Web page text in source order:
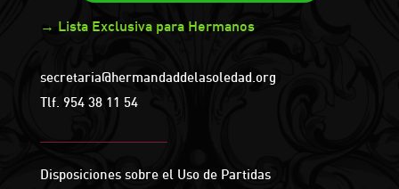
→ Lista Exclusiva para Hermanos
secretaria@hermandaddelasoledad.org
Tlf. 954 38 11 54
Disposiciones sobre el Uso de Partidas